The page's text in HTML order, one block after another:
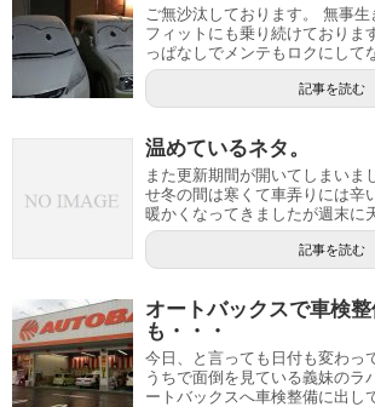
ご無沙汰しております。 無事
フィットにも乗り続けておりま
っぱなしでメンテもロクにして
記事を読む
温めているネタ。
また更新期間が開いてしまいま
せ冬の間は寒くて車弄りには辛
暖かくなってきましたが週末に
記事を読む
オートバックスで車検
も・・・
今日、と言っても日付も変わっ
うちで面倒を見ている義妹のラ
ートバックスへ車検整備に出し